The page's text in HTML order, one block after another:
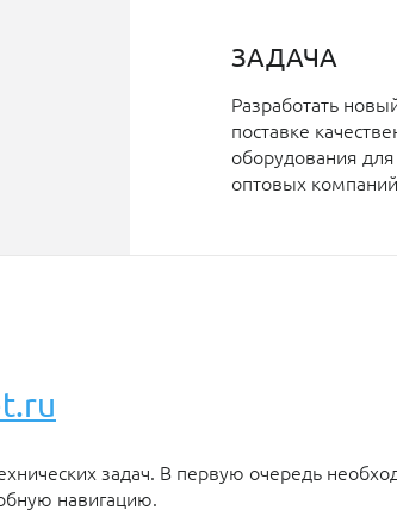
ЗАДАЧА
Разработать
поставке
оборудования
оптовых компаний
задач. В первую очередь
навигацию.